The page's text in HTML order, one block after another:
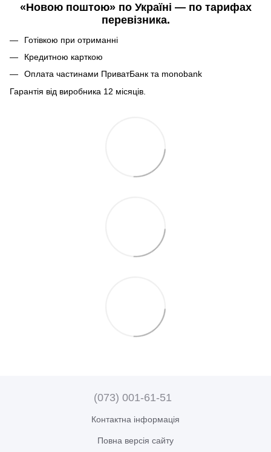
«Новою поштою» по Україні — по тарифах
перевізника.
Готівкою при отриманні
Кредитною карткою
Оплата частинами ПриватБанк та monobank
Гарантія від виробника 12 місяців.
(073) 001-61-51
Контактна інформація
Повна версія сайту